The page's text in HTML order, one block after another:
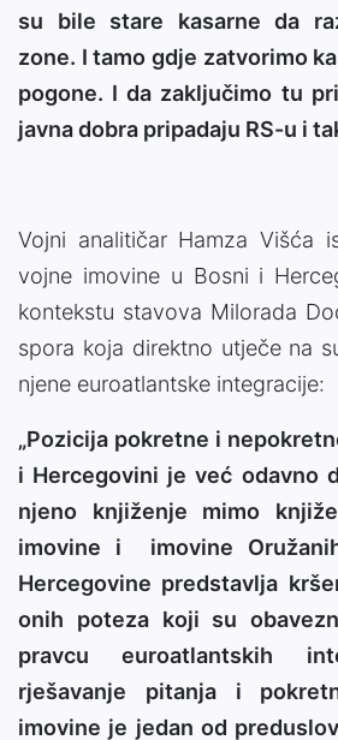
su bile stare kasarne da
zone. I tamo gdje zatvorimo
pogone. I da zaključimo tu
javna dobra pripadaju RS-u i
Vojni analitičar Hamza Višća
vojne imovine u Bosni i
kontekstu stavova Milorada
spora koja direktno utječe na
njene euroatlantske integracije:
„Pozicija pokretne i
i Hercegovini je već odavno
njeno knjiženje mimo
imovine i imovine
Hercegovine predstavlja
onih poteza koji su
pravcu euroatlantskih
rješavanje pitanja i
imovine je jedan od